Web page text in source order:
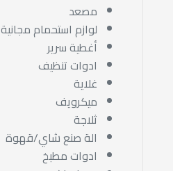
مصعد
لوازم استحمام مجانية
أغطية سرير
ادوات تنظيف
غلاية
ميكرويف
ثلاجة
الة صنع شاي/قهوة
ادوات مطبخ